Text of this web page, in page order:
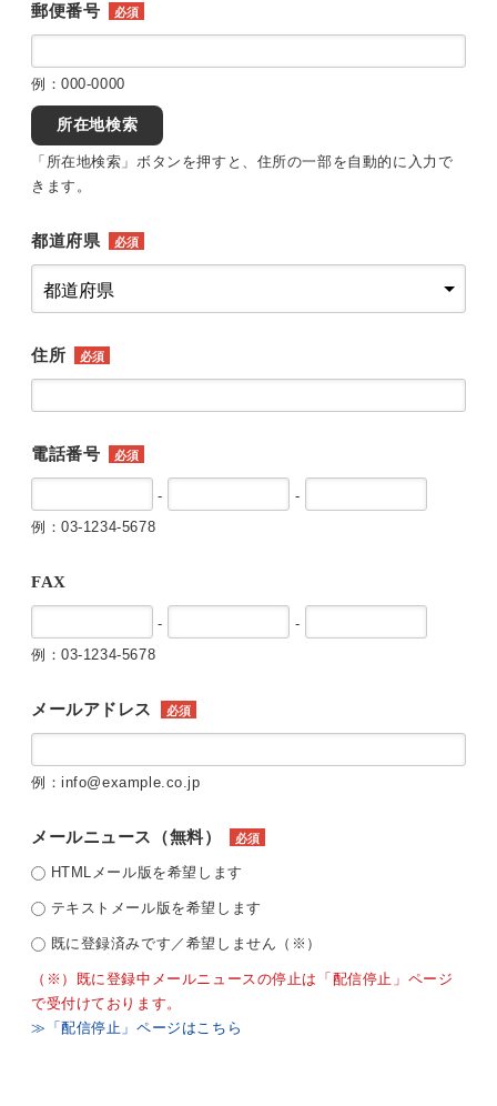
郵便番号 必須
例：000-0000
所在地検索
「所在地検索」ボタンを押すと、住所の一部を自動的に入力で
きます。
都道府県 必須
住所 必須
電話番号 必須
-
-
例：03-1234-5678
FAX
-
-
例：03-1234-5678
メールアドレス 必須
例：info@example.co.jp
メールニュース（無料） 必須
HTMLメール版を希望します
テキストメール版を希望します
既に登録済みです／希望しません（※）
（※）既に登録中メールニュースの停止は「配信停止」ページ
で受付けております。
≫「配信停止」ページはこちら